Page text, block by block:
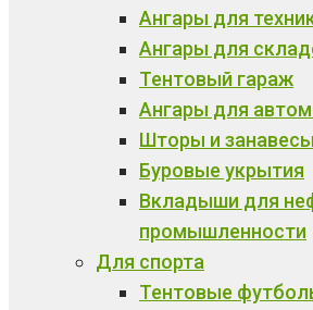
Ангары для
Ангары для
Тентовый гараж
Ангары для
Шторы и занавесы
Буровые укрытия
Вкладыши для
промышленности
Для спорта
Тентовые